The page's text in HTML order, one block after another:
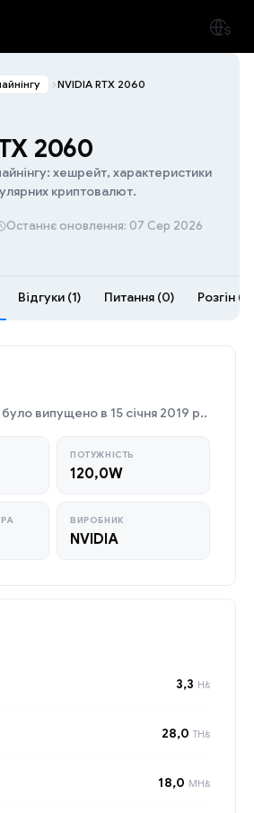
NVIDIA RTX 2060
2060
хешрейт, характеристики
криптовалют.
Останнє оновлення: 07 Сер 2026
Відгуки (1) Питання (0) Розгін
випущено в 15 січня 2019 р..
ПОТУЖНІСТЬ
120,0W
ВИРОБНИК
NVIDIA
3,3 H/s
28,0 TH/s
18,0 MH/s